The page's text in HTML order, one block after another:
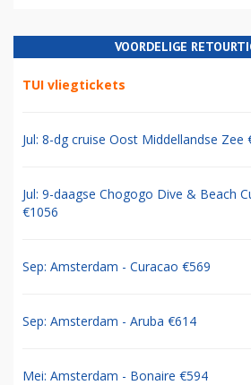
VOORDELIGE
TUI vliegtickets
Jul: 8-dg cruise Oost Middellandse Zee
Jul: 9-daagse Chogogo Dive & Beach
€1056
Sep: Amsterdam - Curacao €569
Sep: Amsterdam - Aruba €614
Mei: Amsterdam - Bonaire €594